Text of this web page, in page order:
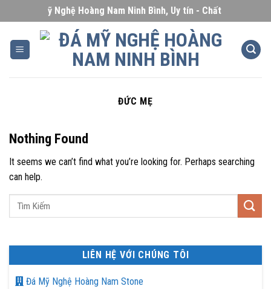
to
content
Đá Mỹ Nghệ Hoàng Nam Ninh Bình, Uy tín - Chất lượng - Giá
ĐỨC MẸ
LIÊN HỆ VỚI CHÚNG TÔI
Đá Mỹ Nghệ Hoàng Nam Stone
Nothing Found
It seems we can’t find what you’re looking for. Perhaps searching
can help.